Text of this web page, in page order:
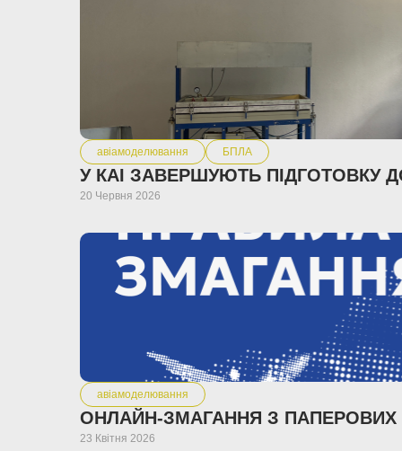
авіамоделювання БПЛА
20 Червня 2026
авіамоделювання
23 Квітня 2026